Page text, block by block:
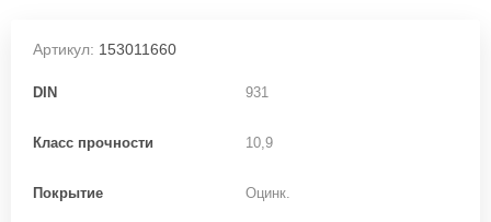
Артикул: 153011660
DIN 931
Класс прочности 10,9
Покрытие Оцинк.